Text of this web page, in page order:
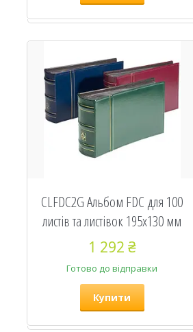
CLFDC2G Альбом FDC для 100
листів та листівок 195х130 мм
1 292 ₴
Готово до відправки
Купити